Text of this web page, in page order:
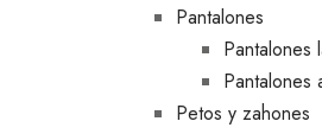
Pantalones
Pantalones
Pantalones
Petos y zahones